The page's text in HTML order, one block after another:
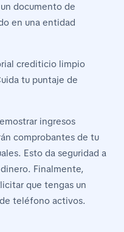
documento de
en una entidad
crediticio limpio
tu puntaje de
ingresos
comprobantes de tu
Esto da seguridad a
Finalmente,
que tengas un
teléfono activos.